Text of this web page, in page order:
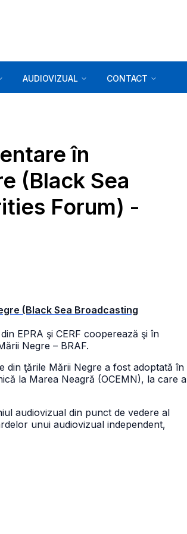
AUDIOVIZUAL CONTACT
în
(Black Sea
Forum) -
(Black Sea Broadcasting
EPRA şi CERF cooperează şi în
Negre – BRAF.
din ţările Mării Negre a fost adoptată în
la Marea Neagră (OCEMN), la care a
audiovizual din punct de vedere al
unui audiovizual independent,